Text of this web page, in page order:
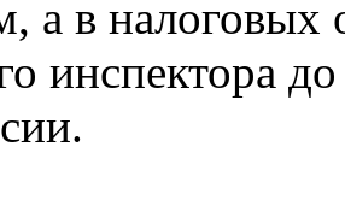
а в
инспектора